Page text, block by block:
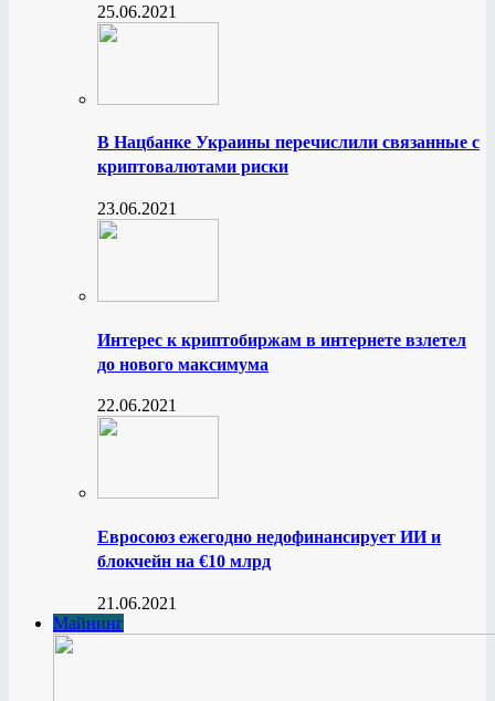
25.06.2021
В Нацбанке Украины перечислили связанные с
криптовалютами риски
23.06.2021
Интерес к криптобиржам в интернете взлетел
до нового максимума
22.06.2021
Евросоюз ежегодно недофинансирует ИИ и
блокчейн на €10 млрд
21.06.2021
Майнинг